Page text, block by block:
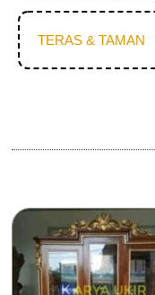
TERAS & TAMAN